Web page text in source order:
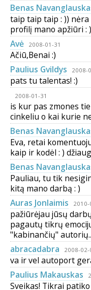
Benas
taip taip taip : ))
profilį mano apžiūri :
Avė
2008-01-31
Ačiū,Benai :)
Paulius Gvildys
2008-
pats tu talentas! :)
2008-01-31
is kur pas zmones
cinkeliu o kai kurie
Benas
Eva, retai
kaip ir kodėl : )
Benas
Pauliau, tu tik
kitą mano darbą : )
Auras Jonlaimis
2010-
pažiūrėjau jūsų
pagautų tikrų
"kabinančių"
abracadabra
2008-02-
va ir vel autoport
Paulius Makauskas
Sveikas! Tikrai